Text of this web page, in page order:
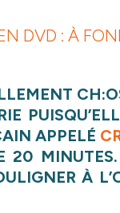
DVD : À
APPELÉ
20
À